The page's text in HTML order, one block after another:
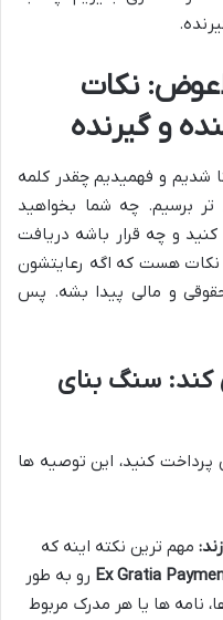
نکات
و گیرنده
شدیم و فهمیدیم چقدر کلمه
تر برسیم. چه شما بخواهید
و چه قرار باشه دریافت
هست که اگه رعایتشون
و مالی پیدا بشه. پس
سنگ بنای
کنید، این توصیه ها
مهم ترین نکته اینه که
Ex Gratia رو به طور
نامه ها یا هر مدرک مربوط